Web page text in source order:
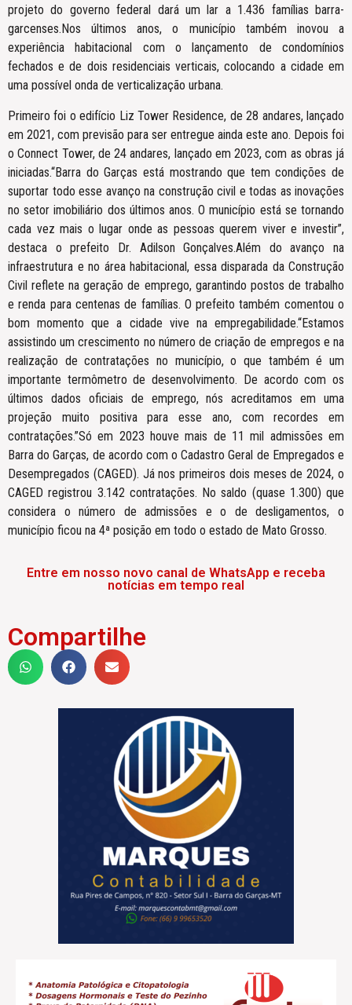
projeto do governo federal dará um lar a 1.436 famílias barra-
garcenses.Nos últimos anos, o município também inovou a
experiência habitacional com o lançamento de condomínios
fechados e de dois residenciais verticais, colocando a cidade em
uma possível onda de verticalização urbana.
Primeiro foi o edifício Liz Tower Residence, de 28 andares, lançado
em 2021, com previsão para ser entregue ainda este ano. Depois foi
o Connect Tower, de 24 andares, lançado em 2023, com as obras já
iniciadas.“Barra do Garças está mostrando que tem condições de
suportar todo esse avanço na construção civil e todas as inovações
no setor imobiliário dos últimos anos. O município está se tornando
cada vez mais o lugar onde as pessoas querem viver e investir”,
destaca o prefeito Dr. Adilson Gonçalves.Além do avanço na
infraestrutura e no área habitacional, essa disparada da Construção
Civil reflete na geração de emprego, garantindo postos de trabalho
e renda para centenas de famílias. O prefeito também comentou o
bom momento que a cidade vive na empregabilidade.“Estamos
assistindo um crescimento no número de criação de empregos e na
realização de contratações no município, o que também é um
importante termômetro de desenvolvimento. De acordo com os
últimos dados oficiais de emprego, nós acreditamos em uma
projeção muito positiva para esse ano, com recordes em
contratações.”Só em 2023 houve mais de 11 mil admissões em
Barra do Garças, de acordo com o Cadastro Geral de Empregados e
Desempregados (CAGED). Já nos primeiros dois meses de 2024, o
CAGED registrou 3.142 contratações. No saldo (quase 1.300) que
considera o número de admissões e o de desligamentos, o
município ficou na 4ª posição em todo o estado de Mato Grosso.
Entre em nosso novo canal de WhatsApp e receba
notícias em tempo real
Compartilhe